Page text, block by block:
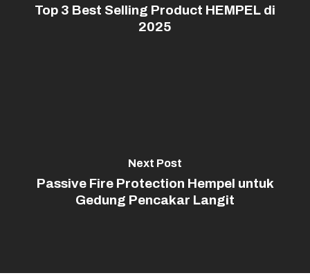
Top 3 Best Selling Product HEMPEL di
2025
Next Post
Passive Fire Protection Hempel untuk
Gedung Pencakar Langit